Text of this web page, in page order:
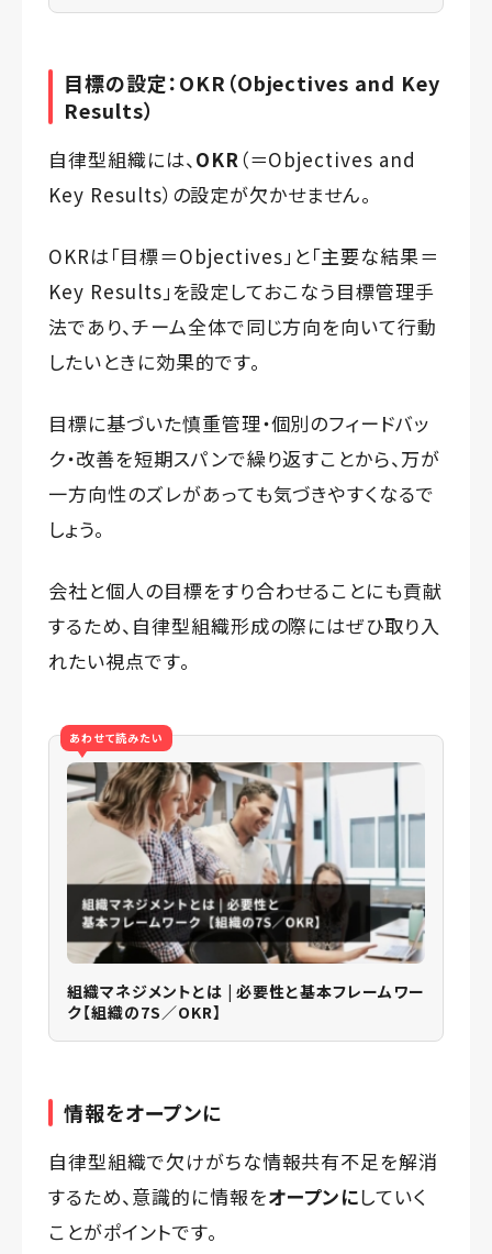
目標の設定：OKR（Objectives and Key
Results）
自律型組織には、OKR（＝Objectives and
Key Results）の設定が欠かせません。
OKRは「目標＝Objectives」と「主要な結果＝
Key Results」を設定しておこなう目標管理手
法であり、チーム全体で同じ方向を向いて行動
したいときに効果的です。
目標に基づいた慎重管理・個別のフィードバッ
ク・改善を短期スパンで繰り返すことから、万が
一方向性のズレがあっても気づきやすくなるで
しょう。
会社と個人の目標をすり合わせることにも貢献
するため、自律型組織形成の際にはぜひ取り入
れたい視点です。
あわせて読みたい
組織マネジメントとは | 必要性と基本フレームワー
ク【組織の7S／OKR】
情報をオープンに
自律型組織で欠けがちな情報共有不足を解消
するため、意識的に情報をオープンにしていく
ことがポイントです。